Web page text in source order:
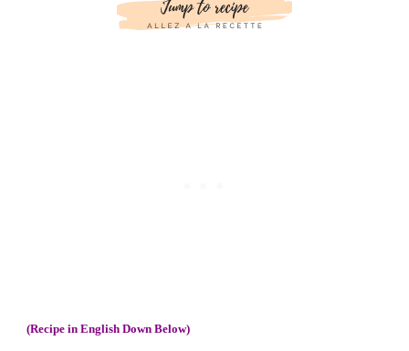
(Recipe in English Down Below)